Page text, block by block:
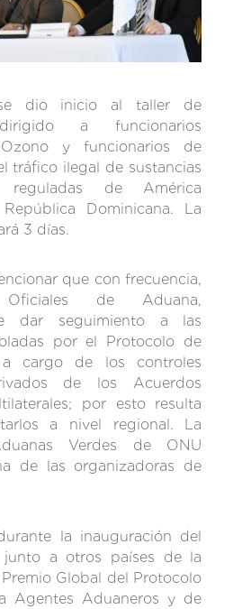
dio inicio al taller de
a funcionarios
y funcionarios de
tráfico ilegal de sustancias
reguladas de América
Dominicana. La
3 días.
que con frecuencia,
de Aduana,
dar seguimiento a las
por el Protocolo de
a cargo de los controles
de los Acuerdos
por esto resulta
a nivel regional. La
Verdes de ONU
de las organizadoras de
la inauguración del
junto a otros países de la
Global del Protocolo
Agentes Aduaneros y de